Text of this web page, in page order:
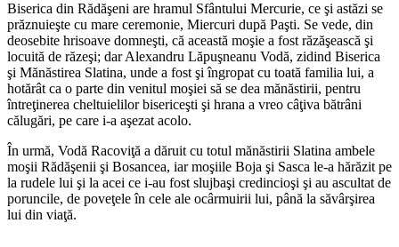
Biserica din Rădăşeni are hramul Sfântului Mercurie, ce şi astăzi se
prăznuieşte cu mare ceremonie, Miercuri după Paşti. Se vede, din
deosebite hrisoave domneşti, că această moşie a fost răzăşească şi
locuită de răzeşi; dar Alexandru Lăpuşneanu Vodă, zidind Biserica
şi Mă­năstirea Slatina, unde a fost şi îngropat cu toată familia lui, a
hotărât ca o parte din venitul moşiei să se dea mănăstirii, pentru
întreţinerea cheltuielilor bisericeşti şi hrana a vreo câţiva bătrâni
călugări, pe care i-a aşezat acolo.
În urmă, Vodă Racoviţă a dăruit cu totul mănăstirii Slatina ambele
moşii Rădăşenii şi Bosancea, iar moşiile Boja şi Sasca le-a hărăzit pe
la rudele lui şi la acei ce i-au fost slujbaşi credincioşi şi au ascultat de
poruncile, de poveţele în cele ale ocârmuirii lui, până la săvârşirea
lui din viaţă.